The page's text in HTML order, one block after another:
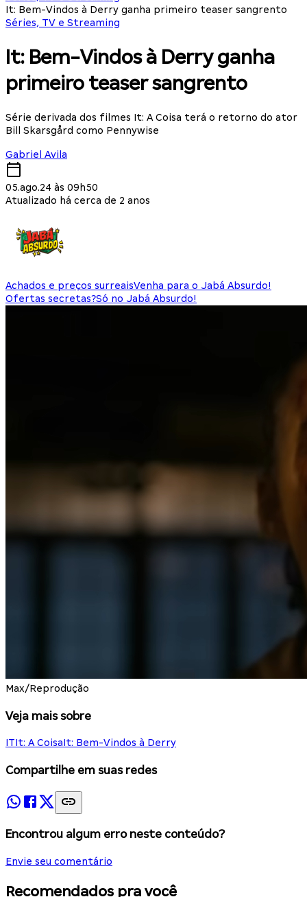
It: Bem-Vindos à Derry ganha primeiro teaser sangrento
Séries, TV e Streaming
It: Bem-Vindos à Derry ganha
primeiro teaser sangrento
Série derivada dos filmes It: A Coisa terá o retorno do ator
Bill Skarsgård como Pennywise
Gabriel Avila
05.ago.24 às 09h50
Atualizado há cerca de 2 anos
Achados e preços surreaisVenha para o Jabá Absurdo!
Ofertas secretas?Só no Jabá Absurdo!
Max/Reprodução
Veja mais sobre
ITIt: A CoisaIt: Bem-Vindos à Derry
Compartilhe em suas redes
Encontrou algum erro neste conteúdo?
Envie seu comentário
Recomendados pra você